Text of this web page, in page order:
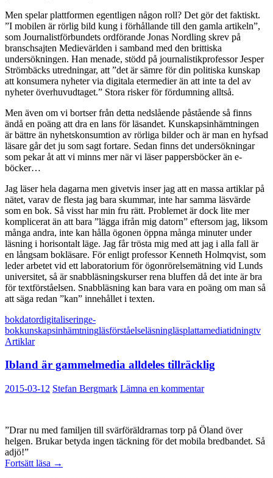
Men spelar plattformen egentligen någon roll? Det gör det faktiskt.
”I mobilen är rörlig bild kung i förhållande till den gamla artikeln”,
som Journalistförbundets ordförande Jonas Nordling skrev på
branschsajten Medievärlden i samband med den brittiska
undersökningen. Han menade, stödd på journalistikprofessor Jesper
Strömbäcks utredningar, att ”det är sämre för din politiska kunskap
att konsumera nyheter via digitala etermedier än att inte ta del av
nyheter överhuvudtaget.” Stora risker för fördumning alltså.
Men även om vi bortser från detta nedslående påstående så finns
ändå en poäng att dra en lans för läsandet. Kunskapsinhämtningen
är bättre än nyhetskonsumtion av rörliga bilder och är man en hyfsad
läsare går det ju som sagt fortare. Sedan finns det undersökningar
som pekar åt att vi minns mer när vi läser pappersböcker än e-
böcker…
Jag läser hela dagarna men givetvis inser jag att en massa artiklar på
nätet, varav de flesta jag bara skummar, inte har samma läsvärde
som en bok. Så visst har min fru rätt. Problemet är dock lite mer
komplicerat än att bara ”lägga ifrån mig datorn” eftersom jag, liksom
många andra, inte kan hålla ögonen öppna många minuter under
läsning i horisontalt läge. Jag får trösta mig med att jag i alla fall är
en långsam bokläsare. För enligt professor Kenneth Holmqvist, som
leder arbetet vid ett laboratorium för ögonrörelsemätning vid Lunds
universitet, så är snabbläsningskurser rena bluffen då det inte är bra
för textförståelsen. Snabbläsning kan bara vara en poäng om man så
att säga redan ”kan” innehållet i texten.
bokdatordigitaliseringe-
bokkunskapsinhämtningläsförståelseläsningläsplattamediatidningtv
Artiklar
Ibland är gammelmedia alldeles tillräcklig
2015-03-12 Stefan Bergmark Lämna en kommentar
”Drar nu med familjen till svärföräldrarnas torp på Öland över
helgen. Brukar betyda ingen täckning för det mobila bredbandet. Så
adjö!”
Fortsätt läsa Ibland
→